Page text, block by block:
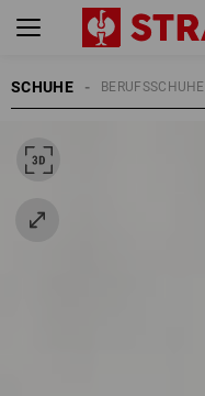
SCHUHE BERUFSSCHUHE